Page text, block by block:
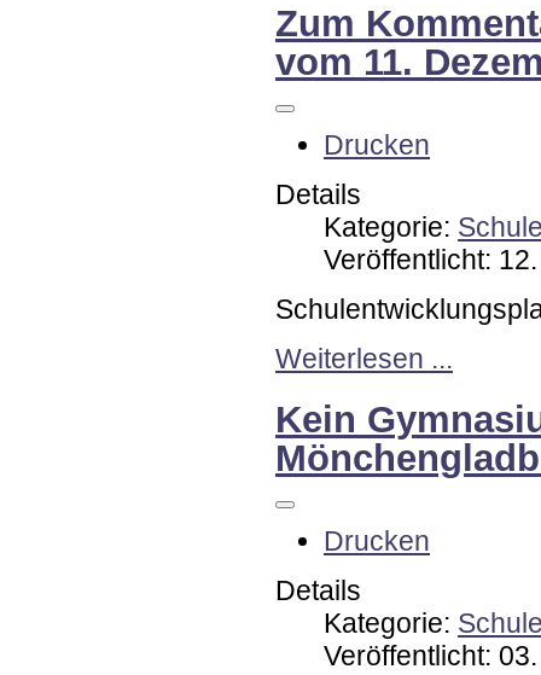
Zum
vom 11.
Drucken
Details
Kategorie:
Veröffentlicht:
Weiterlesen ...
Kein
Drucken
Details
Kategorie:
Veröffentlicht: